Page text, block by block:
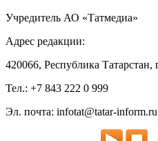
Учредитель АО «Татмедиа»
Адрес редакции:
420066, Республика Татарстан,
Тел.: +7 843 222 0 999
Эл. почта: infotat@tatar-inform.ru